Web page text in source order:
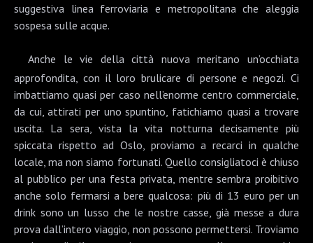
suggestiva linea ferroviaria e metropolitana che aleggia
sospesa sulle acque.
Anche le vie della città nuova meritano un’occhiata
approfondita, con il loro brulicare di persone e negozi. Ci
imbattiamo quasi per caso nell’enorme centro commerciale,
da cui, attirati per uno spuntino, fatichiamo quasi a trovare
uscita. La sera, vista la vita notturna decisamente più
spiccata rispetto ad Oslo, proviamo a recarci in qualche
locale, ma non siamo fortunati. Quello consigliatoci è chiuso
al pubblico per una festa privata, mentre sembra proibitivo
anche solo fermarsi a bere qualcosa: più di 13 euro per un
drink sono un lusso che le nostre casse, già messe a dura
prova dall’intero viaggio, non possono permettersi. Troviamo